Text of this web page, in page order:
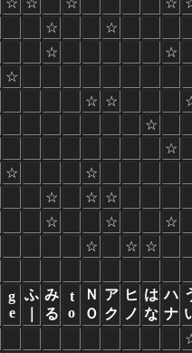
☆
☆
☆
☆
☆
☆ ☆
☆
☆
☆
☆
☆ ☆ ☆
☆ ☆
☆
☆ ☆ ☆
g
e
ふ み
る
t
o
Ｎ
Ｏ
ア
ク
ヒ
ノ
は
な
ハ
ナ